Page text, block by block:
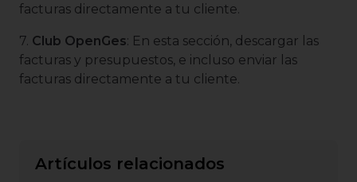
facturas directamente a tu cliente.
7. Club OpenGes: En esta sección, descargar las
facturas y presupuestos, e incluso enviar las
facturas directamente a tu cliente.
Artículos relacionados